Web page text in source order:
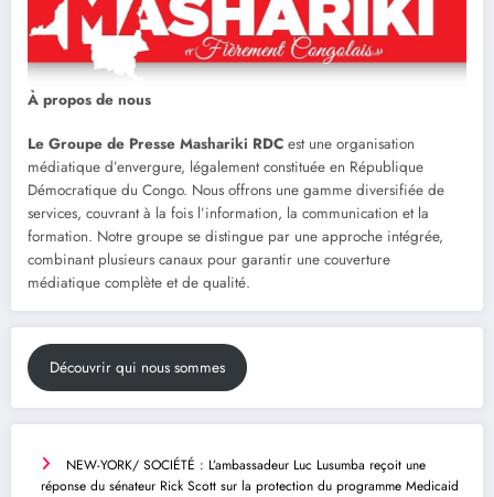
À propos de nous
Le Groupe de Presse Mashariki RDC est une organisation
médiatique d’envergure, légalement constituée en République
Démocratique du Congo. Nous offrons une gamme diversifiée de
services, couvrant à la fois l’information, la communication et la
formation. Notre groupe se distingue par une approche intégrée,
combinant plusieurs canaux pour garantir une couverture
médiatique complète et de qualité.
Découvrir qui nous sommes
NEW-YORK/ SOCIÉTÉ : L’ambassadeur Luc Lusumba reçoit une
réponse du sénateur Rick Scott sur la protection du programme Medicaid